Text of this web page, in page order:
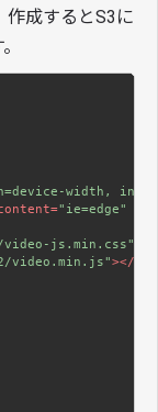
作成するとS3に
width,
="ie=edge"
js.min.css"
video.min.js"></